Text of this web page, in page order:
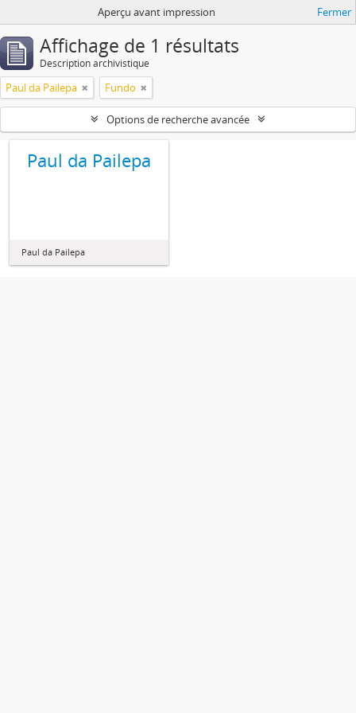
Aperçu avant impression Fermer
Affichage de 1 résultats
Description archivistique
Paul da Pailepa Fundo
Options de recherche avancée
Paul da Pailepa
Paul da Pailepa